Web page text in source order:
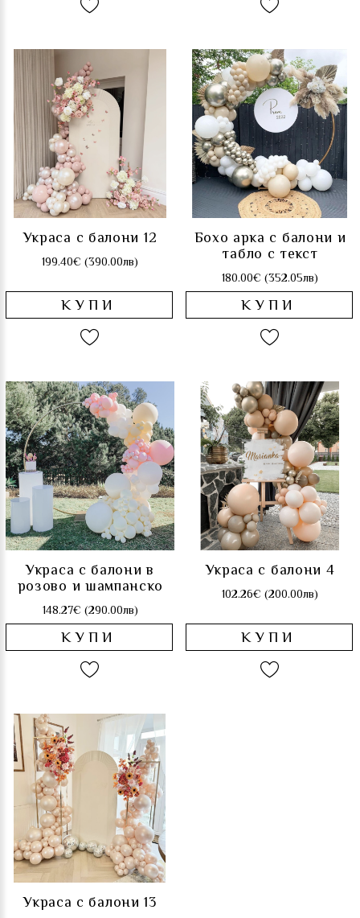
Украса с балони 12
199.40€ (390.00лв)
КУПИ
Бохо арка с балони и
табло с текст
180.00€ (352.05лв)
КУПИ
Украса с балони в
розово и шампанско
148.27€ (290.00лв)
КУПИ
Украса с балони 4
102.26€ (200.00лв)
КУПИ
Украса с балони 13